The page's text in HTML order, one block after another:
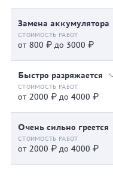
Замена аккумулятора
от 800 ₽ до 3000 ₽
Быстро разряжается
от 2000 ₽ до 4000 ₽
Очень сильно греется
от 2000 ₽ до 4000 ₽